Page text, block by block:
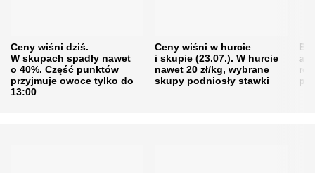
Ceny wiśni dziś.
W skupach spadły nawet
o 40%. Część punktów
przyjmuje owoce tylko do
13:00
Ceny wiśni w hurcie
i skupie (23.07.). W hurcie
nawet 20 zł/kg, wybrane
skupy podniosły stawki